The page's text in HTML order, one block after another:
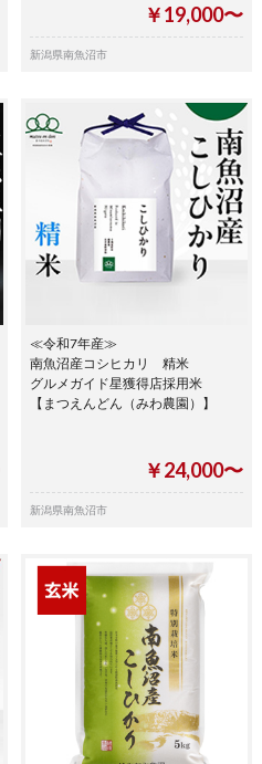
￥19,000〜
新潟県南魚沼市
≪令和7年産≫
南魚沼産コシヒカリ 精米
グルメガイド星獲得店採用米
【まつえんどん（みわ農園）】
￥24,000〜
新潟県南魚沼市